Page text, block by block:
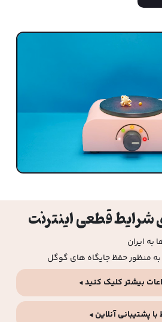
شرایط قطعی اینترنت
به ایران
بیشتر کلیک کنید ◂
با پشتیبانی آنلاین ◂